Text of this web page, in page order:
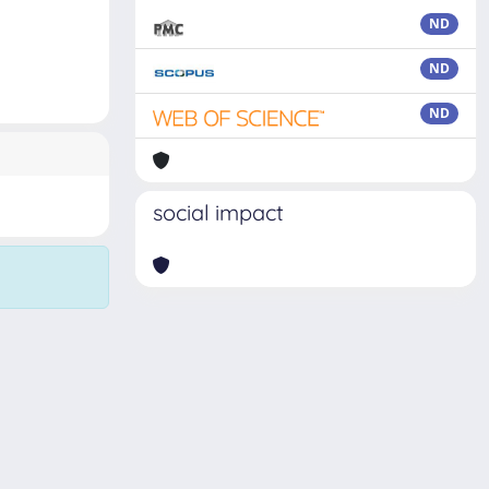
ND
ND
ND
social impact